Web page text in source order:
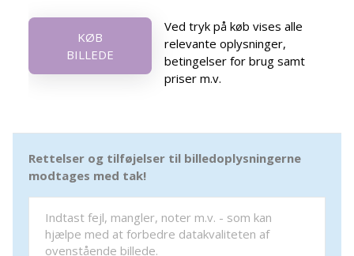
KØB
BILLEDE
Ved tryk på køb vises alle
relevante oplysninger,
betingelser for brug samt
priser m.v.
Rettelser og tilføjelser til billedoplysningerne
modtages med tak!